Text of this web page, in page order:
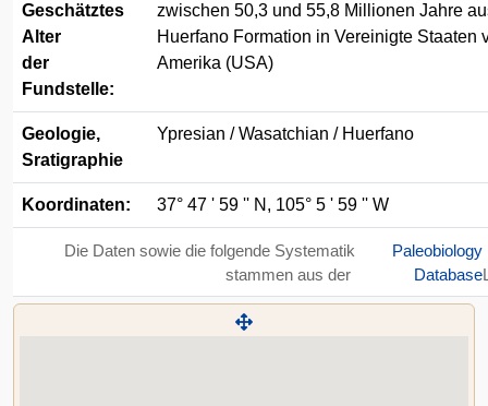
Geschätztes
Alter
der
Fundstelle:
zwischen 50,3 und 55,8 Millionen Jahre
Huerfano Formation in Vereinigte Staaten
Amerika (USA)
Geologie,
Sratigraphie
Ypresian / Wasatchian / Huerfano
Koordinaten: 37° 47 ' 59 '' N, 105° 5 ' 59 '' W
Die Daten sowie die folgende Systematik
stammen aus der
Paleobiology
Database